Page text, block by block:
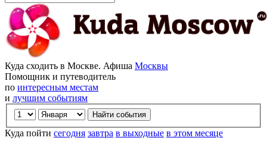
Куда сходить в Москве. Афиша Москвы
Помощник и путеводитель
по интересным местам
и лучшим событиям
Куда пойти сегодня завтра в выходные в этом месяце